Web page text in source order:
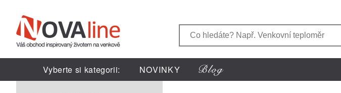
Vyberte si kategorii: NOVINKY